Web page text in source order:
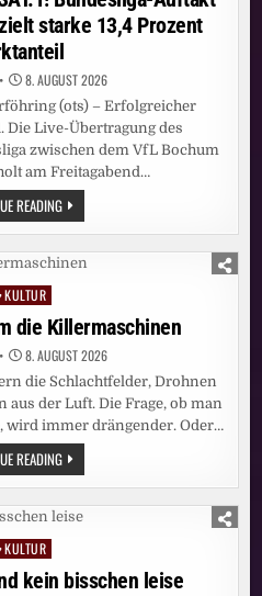
starke 13,4 Prozent
8. AUGUST 2026
(ots) – Erfolgreicher
Die Live-Übertragung des
zwischen dem VfL Bochum
am Freitagabend…
READINGPRIME-
TIME-
SIEG
FÜR
SAT.1!
–
HERTHA
ERZIELT
STARKE
13,4
PROZENT
MARKTANTEIL
KULTUR
die Killermaschinen
8. AUGUST 2026
die Schlachtfelder, Drohnen
aus der Luft. Die Frage, ob man
wird immer drängender. Oder…
READINGDEBATTE:
KAMPF
UM
DIE
KILLERMASCHINEN
KULTUR
kein bisschen leise